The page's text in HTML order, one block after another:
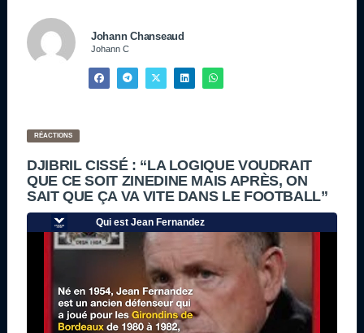
Johann Chanseaud
Johann C
RÉACTIONS
DJIBRIL CISSÉ : “LA LOGIQUE VOUDRAIT
QUE CE SOIT ZINEDINE MAIS APRÈS, ON
SAIT QUE ÇA VA VITE DANS LE FOOTBALL”